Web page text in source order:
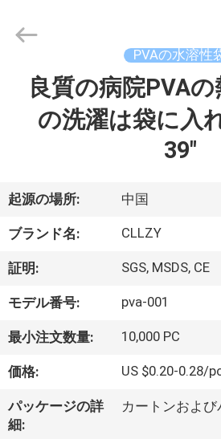
品
わ
た
し
た
に
Macromolecule
Materials
PVAの水溶性
良質の病院PVA
の洗濯は袋に入
39"
起源の場所: 中国
ブランド名: CLLZY
証明: SGS, MSDS, CE
モデル番号: pva-001
最小注文数量: 10,000 PC
価格: US $0.20-0.28/
パッケージの詳
細:
カートンおよび